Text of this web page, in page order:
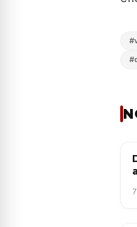
#
#